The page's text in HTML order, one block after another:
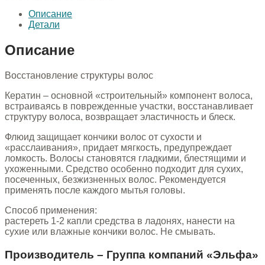
Описание
Детали
Описание
Восстановление структуры волос
Кератин – основной «строительный» компонент волоса,
встраиваясь в поврежденные участки, восстанавливает
структуру волоса, возвращает эластичность и блеск.
Флюид защищает кончики волос от сухости и
«расслаивания», придает мягкость, предупреждает
ломкость. Волосы становятся гладкими, блестящими и
ухоженными. Средство особенно подходит для сухих,
посеченных, безжизненных волос. Рекомендуется
применять после каждого мытья головы.
Способ применения:
растереть 1-2 капли средства в ладонях, нанести на
сухие или влажные кончики волос. Не смывать.
Производитель – Группа компаний «Эльфа»